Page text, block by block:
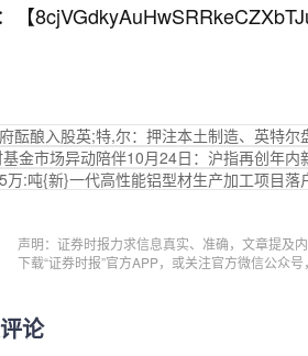
【
酝酿入股英;特,尔：押注本土制造、英特尔
金市场异动陪伴10月24日：沪指再创年内
万:吨{新}一代高性能铝型材生产加工项目落
声明：证券时报力求信息真实、准确，文章提及
下载“证券时报”官方APP，或关注官方微信公众
论